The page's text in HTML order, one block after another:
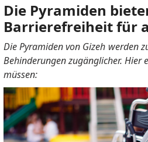
Die Pyramiden
Barrierefreiheit für
Die Pyramiden von Gizeh werden
Behinderungen zugänglicher. Hier
müssen: